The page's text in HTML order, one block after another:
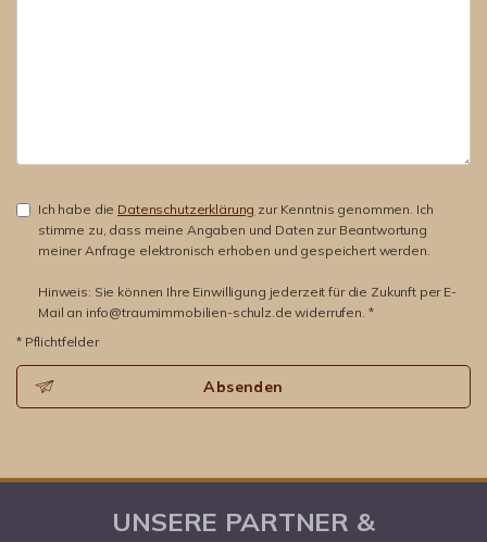
Ich habe die Datenschutzerklärung zur Kenntnis genommen. Ich
stimme zu, dass meine Angaben und Daten zur Beantwortung
meiner Anfrage elektronisch erhoben und gespeichert werden.
Hinweis: Sie können Ihre Einwilligung jederzeit für die Zukunft per E-
Mail an info@traumimmobilien-schulz.de widerrufen. *
* Pflichtfelder
Absenden
UNSERE PARTNER &